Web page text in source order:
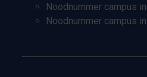
Noodnummer campus
Noodnummer campus